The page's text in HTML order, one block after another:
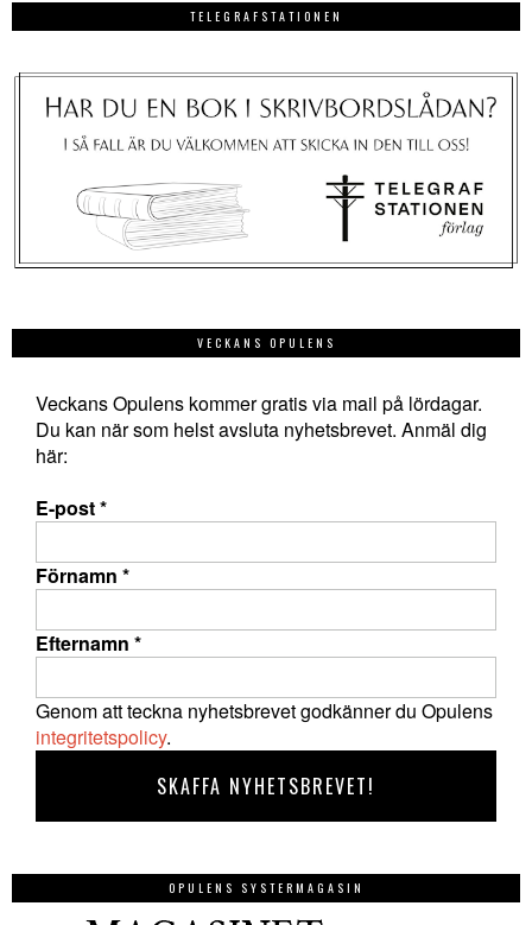
TELEGRAFSTATIONEN
VECKANS OPULENS
Veckans Opulens kommer gratis via mail på lördagar.
Du kan när som helst avsluta nyhetsbrevet. Anmäl dig
här:
E-post*
Förnamn *
Efternamn *
Genom att teckna nyhetsbrevet godkänner du Opulens
integritetspolicy.
OPULENS SYSTERMAGASIN